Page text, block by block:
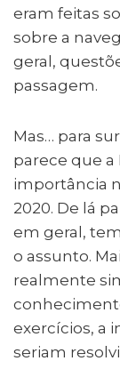
eram feitas
sobre a
geral,
passagem.
Mas… para
parece que
importância
2020. De lá
em geral,
o assunto.
realmente
exercícios, a
seriam